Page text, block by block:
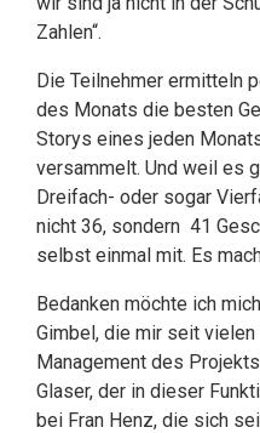
Zahlen“.
Die Teilnehmer ermitteln
des Monats die besten
Storys eines jeden
versammelt. Und weil es
Dreifach- oder sogar
nicht 36, sondern 41
selbst einmal mit. Es
Bedanken möchte ich
Gimbel, die mir seit
Management des
Glaser, der in dieser
bei Fran Henz, die sich